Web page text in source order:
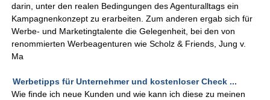
darin, unter den realen Bedingungen des Agenturalltags ein
Kampagnenkonzept zu erarbeiten. Zum anderen ergab sich für
Werbe- und Marketingtalente die Gelegenheit, bei den von
renommierten Werbeagenturen wie Scholz & Friends, Jung v.
Ma
Werbetipps für Unternehmer und kostenloser Check ...
Wie finde ich neue Kunden und wie kann ich diese zu meinen